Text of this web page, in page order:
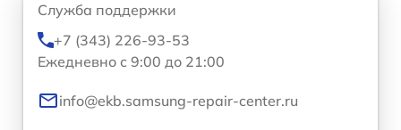
Служба поддержки
+7 (343) 226-93-53
Ежедневно с 9:00 до 21:00
info@ekb.samsung-repair-center.ru